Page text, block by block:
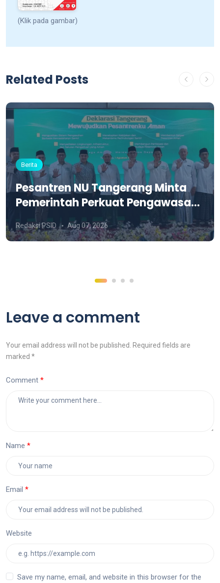
(Klik pada gambar)
Related Posts
Berita
Pesantren NU Tangerang Minta
Pemerintah Perkuat Pengawasan
dan Siapkan Aturan PBG Khusus
Pesantren
Redaksi PSID Aug 07, 2026
Leave a comment
Your email address will not be published. Required fields are
marked *
Comment
Name
Email
Website
Save my name, email, and website in this browser for the